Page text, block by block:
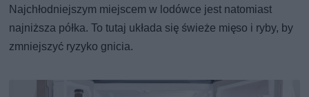
Najchłodniejszym miejscem w lodówce jest natomiast
najniższa półka. To tutaj układa się świeże mięso i ryby, by
zmniejszyć ryzyko gnicia.